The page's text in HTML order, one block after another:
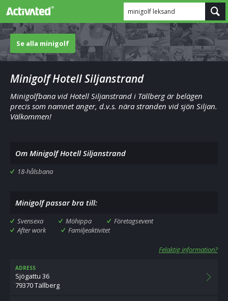
minigolf leksand
Se alla minigolf
Minigolf Hotell Siljanstrand
Minigolfbana vid Hotell Siljanstrand i Tällberg är belägen
precis som namnet anger, d.v.s. nära stranden vid sjön Siljan.
Välkommen!
Om Minigolf Hotell Siljanstrand
18-hålsbana
Minigolf passar bra till:
Svensexa Möhippa
Företagsevent
After work
Familjeaktivitet
Felaktig information?
ADRESS
Sjögattu 36
79370 Tällberg